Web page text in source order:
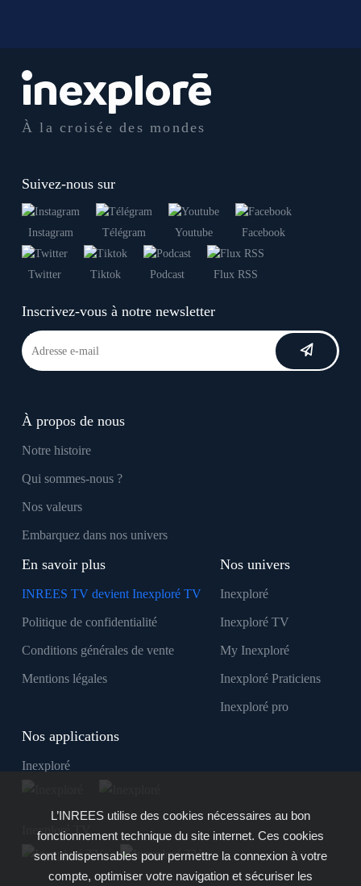
À la croisée des mondes
Suivez-nous sur
Instagram Télégram Youtube Facebook
Twitter Tiktok Podcast Flux RSS
Inscrivez-vous à notre newsletter
À propos de nous
Notre histoire
Qui sommes-nous ?
Nos valeurs
Embarquez dans nos univers
En savoir plus
INREES TV devient Inexploré TV
Politique de confidentialité
Conditions générales de vente
Mentions légales
Nos univers
Inexploré
Inexploré TV
My Inexploré
Inexploré Praticiens
Inexploré pro
Nos applications
Inexploré
Inexploré TV
L’INREES utilise des cookies nécessaires au bon
fonctionnement technique du site internet. Ces cookies
sont indispensables pour permettre la connexion à votre
compte, optimiser votre navigation et sécuriser les